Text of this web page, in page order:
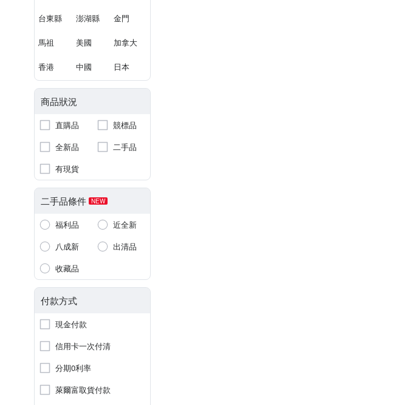
台東縣 澎湖縣 金門
馬祖 美國 加拿大
香港 中國 日本
商品狀況
直購品
競標品
全新品
二手品
有現貨
二手品條件 NEW
福利品
近全新
八成新
出清品
收藏品
付款方式
現金付款
信用卡一次付清
分期0利率
萊爾富取貨付款